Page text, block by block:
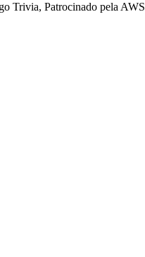
Trivia, Patrocinado pela AWS